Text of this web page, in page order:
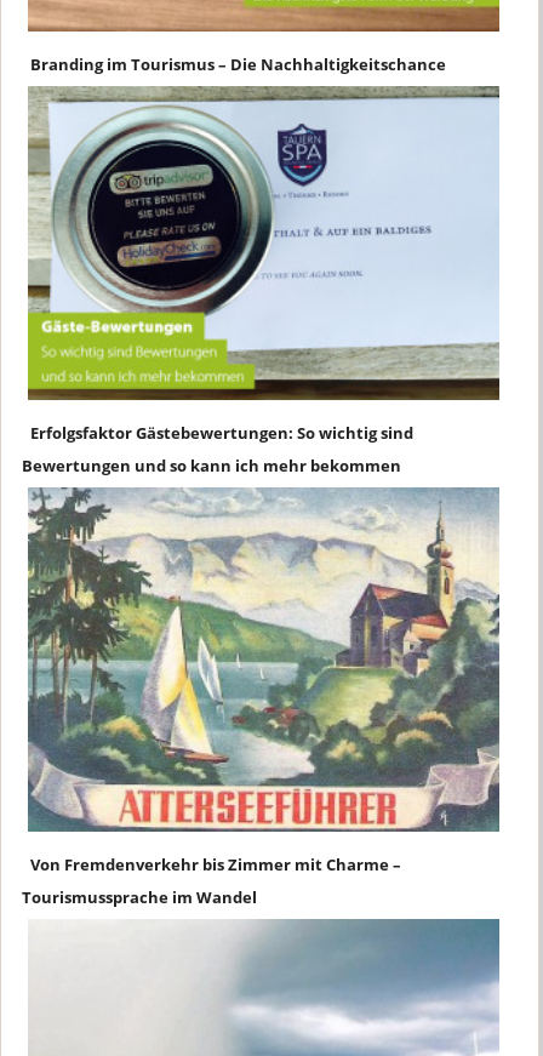
Branding im Tourismus – Die Nachhaltigkeitschance
Erfolgsfaktor Gästebewertungen: So wichtig sind
Bewertungen und so kann ich mehr bekommen
Von Fremdenverkehr bis Zimmer mit Charme –
Tourismussprache im Wandel